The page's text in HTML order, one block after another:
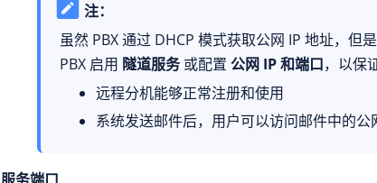
注：
虽然 PBX 通过 DHCP 模式获取公网 IP 地址，但
PBX 启用 隧道服务或配置 公网 IP 和端口，以保
远程分机能够正常注册和使用
系统发送邮件后，用户可以访问邮件中的公